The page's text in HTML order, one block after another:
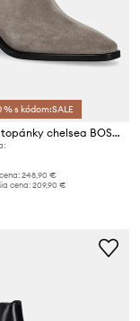
% s kódom:SALE
Semišové topánky chelsea BOSS Niara
248,90 €
cena:209,90 €